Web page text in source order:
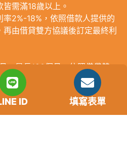
需滿18歲以上。
2%-18%，依照借款人提供的
再由借貸雙方協議後訂定最終利
，最長180個月，依照借貸雙
金10萬元，經多方比較利率
於36個月內須還清借款，年
利息1000元，無須手續費。
ID 填寫表單